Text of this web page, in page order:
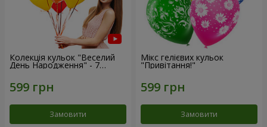
Колекція кульок "Веселий
День Народження" - 7
кульок
Замовити
Мікс гелієвих кульок
"Привітання!"
Замовити